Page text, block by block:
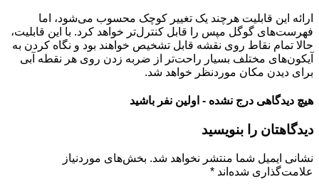
ارائه این قابلیت هرچند یک تغییر کوچک محسوب می‌شود، اما
فهرست‌های گوگل مپس را قابل کنترل‌تر خواهد کرد. با این قابلیت،
حالا تمام نقاط روی نقشه قابل تشخیص خواهند بود و نگاه کردن به
آیکون‌های مختلف بسیار راحت‌تر از ضربه زدن روی هر نقطه آبی
برای دیدن مکان موردنظر خواهد شد.
هیچ دیدگاهی درج نشده - اولین نفر باشید
دیدگاهتان را بنویسید
نشانی ایمیل شما منتشر نخواهد شد. بخش‌های موردنیاز
علامت‌گذاری شده‌اند *